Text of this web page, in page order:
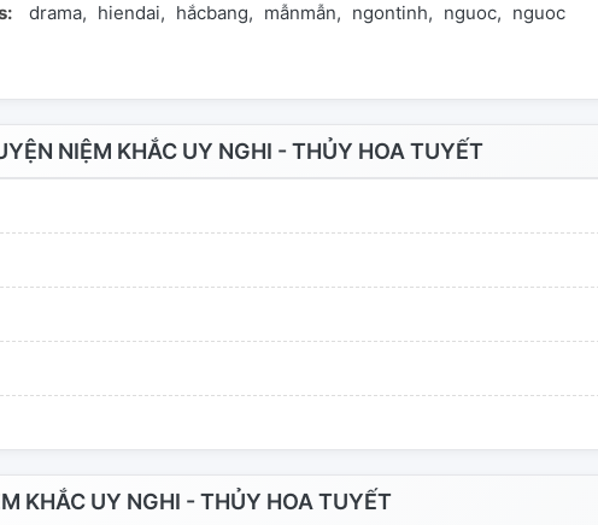
drama hiendai hắcbang mẫnmẫn ngontinh nguoc nguocnang
NIỆM KHẮC UY NGHI - THỦY HOA TUYẾT
KHẮC UY NGHI - THỦY HOA TUYẾT